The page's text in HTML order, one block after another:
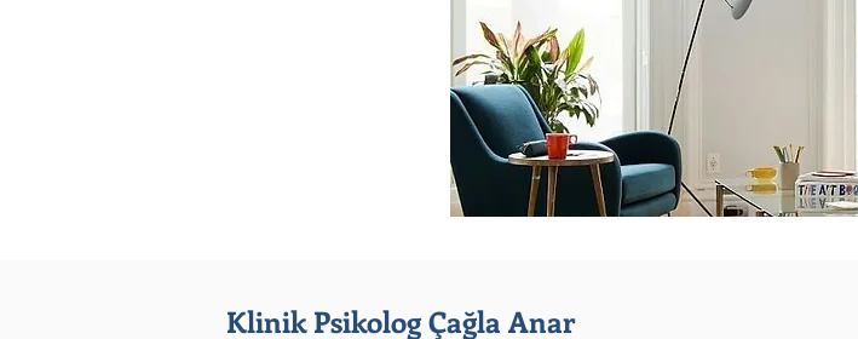
Klinik Psikolog Çağla Anar